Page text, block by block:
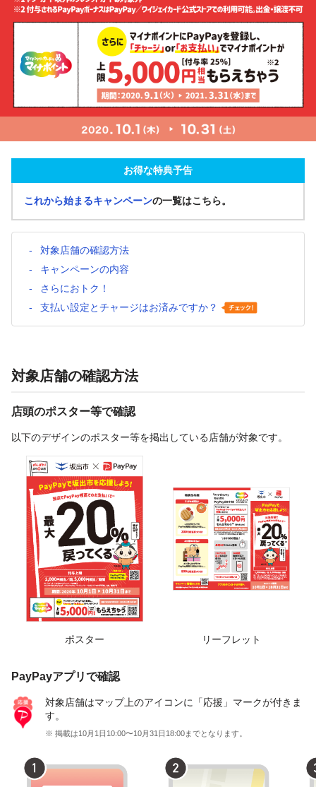
お得な特典予告
これから始まるキャンペーンの一覧はこちら。
対象店舗の確認方法
キャンペーンの内容
さらにおトク！
支払い設定とチャージはお済みですか？
対象店舗の確認方法
店頭のポスター等で確認
以下のデザインのポスター等を掲出している店舗が対象です。
ポスター リーフレット
PayPayアプリで確認
対象店舗はマップ上のアイコンに「応援」マークが付きま
す。
※ 掲載は10月1日10:00〜10月31日18:00までとなります。